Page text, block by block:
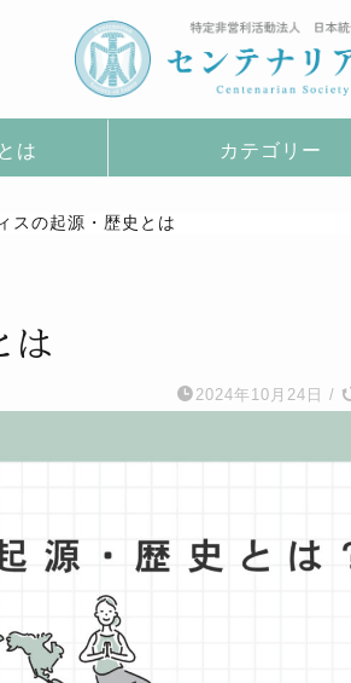
は カテゴリー
スの起源・歴史とは
は
2024年10月24日 /